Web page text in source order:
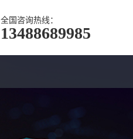
全国咨询热线：
13488689985